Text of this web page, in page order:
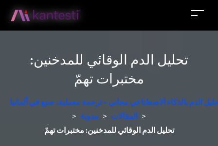
تحليل الدم الوقائي للمدخنين:
مختبرات تهمّ
الدم بالذكاء الاصطناعي مجاني - ترجمة معملية، صنع في ألمانيا
> مدونة > المقالات >
تحليل الدم الوقائي للمدخنين: مختبرات تهمّ